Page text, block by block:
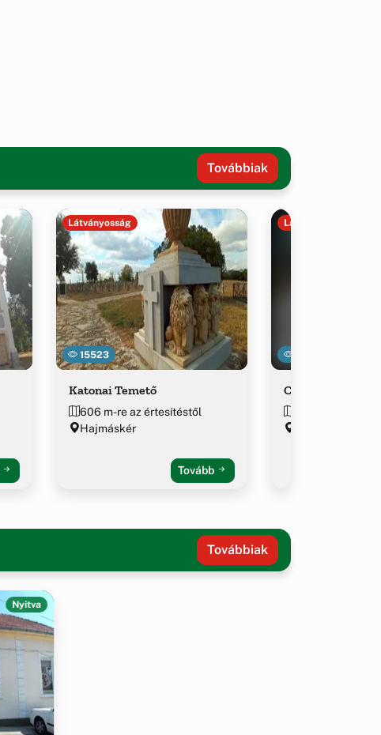
Továbbiak
15523
Látványosság
Katonai Temető
606 m-re az értesítéstől
Hajmáskér
Tovább
Látványosság
Csárda-híd
Továbbiak
Nyitva